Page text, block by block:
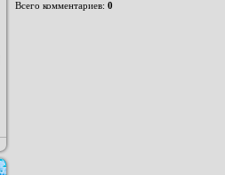
Всего комментариев: 0